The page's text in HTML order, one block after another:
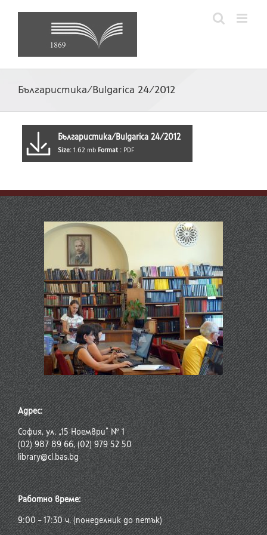
Българистика/Bulgarica 24/2012
Българистика/Bulgarica 24/2012
Size: 1.62 mb Format : PDF
Адрес:
София, ул. „15 Ноември“ № 1
(02) 987 89 66, (02) 979 52 50
library@cl.bas.bg
Работно време:
9:00 – 17:30 ч. (понеделник до петък)